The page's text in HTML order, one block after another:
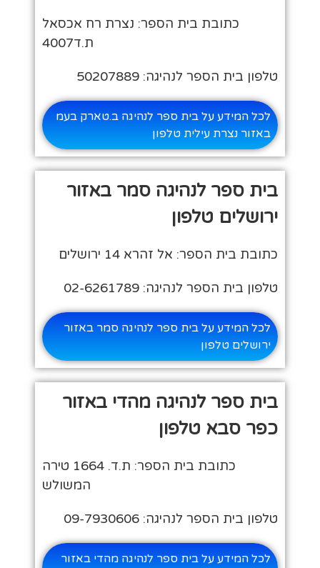
כתובת בית הספר: נצרת רח אכסאל
ת.ד4007
טלפון בית הספר לנהיגה: 50207889
לכל המידע על בית ספר לנהיגה ב.טארק בעמ
באזור נצרת עילית טלפון
בית ספר לנהיגה סמר באזור
ירושלים טלפון
כתובת בית הספר: אל זהרא 14 ירושלים
טלפון בית הספר לנהיגה: 02-6261789
לכל המידע על בית ספר לנהיגה סמר באזור
ירושלים טלפון
בית ספר לנהיגה מהדי באזור
כפר סבא טלפון
כתובת בית הספר: ת.ד. 1664 טירה
המשולש
טלפון בית הספר לנהיגה: 09-7930606
לכל המידע על בית ספר לנהיגה מהדי באזור